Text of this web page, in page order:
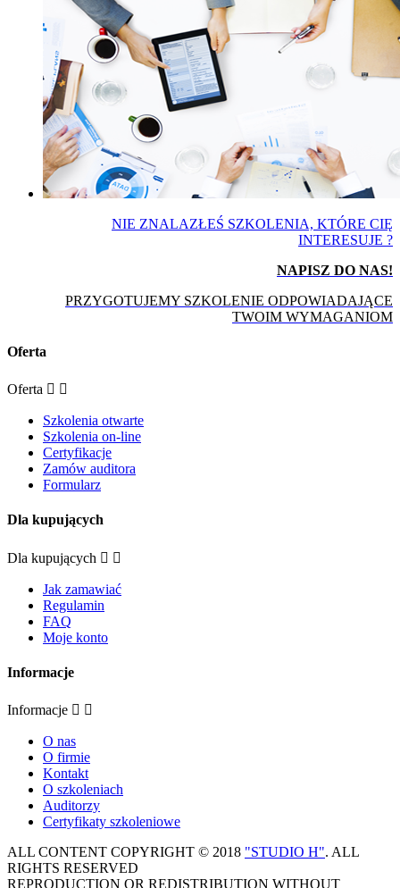
NIE ZNALAZŁEŚ SZKOLENIA, KTÓRE CIĘ
INTERESUJE ?
NAPISZ DO NAS!
PRZYGOTUJEMY SZKOLENIE ODPOWIADAJĄCE
TWOIM WYMAGANIOM
Oferta
Oferta  
Szkolenia otwarte
Szkolenia on-line
Certyfikacje
Zamów auditora
Formularz
Dla kupujących
Dla kupujących  
Jak zamawiać
Regulamin
FAQ
Moje konto
Informacje
Informacje  
O nas
O firmie
Kontakt
O szkoleniach
Auditorzy
Certyfikaty szkoleniowe
ALL CONTENT COPYRIGHT © 2018 "STUDIO H". ALL
RIGHTS RESERVED
REPRODUCTION OR REDISTRIBUTION WITHOUT